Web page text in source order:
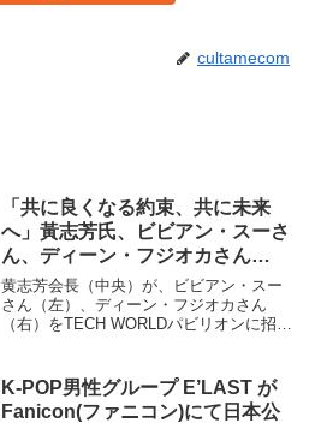
cultamecom
「共に良くなる約束、共に未来
へ」黃志芳氏、ビビアン・スーさ
ん、ディーン・フジオカさん
TECH WORLDパビリオンに登
場
黄志芳会長（中央）が、ビビアン・スー
さん（左）、ディーン・フジオカさん
（右）をTECH WORLDパビリオンに招
ベントを開催し、玉山デジタルテック株
式会社の名...
K-POP男性グループ E’LAST が
Fanicon(ファニコン)にて日本公